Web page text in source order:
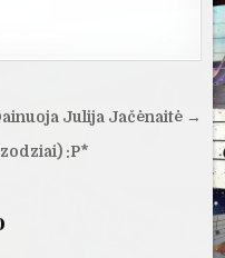
Julija Jačėnaitė →
:P*